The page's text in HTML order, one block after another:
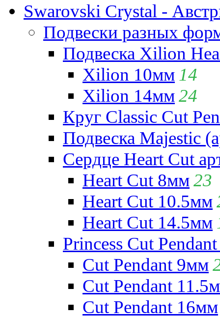
Swarovski Crystal -
Подвески разных
Подвеска Xilion
Xilion 10мм 14
Xilion 14мм24
Круг Classic Cut
Подвеска Majestic
Сердце Heart Cut
Heart Cut 8мм23
Heart Cut 10.5мм
Heart Cut 14.5мм
Princess Cut
Cut Pendant 9мм
Cut Pendant
Cut Pendant 16мм